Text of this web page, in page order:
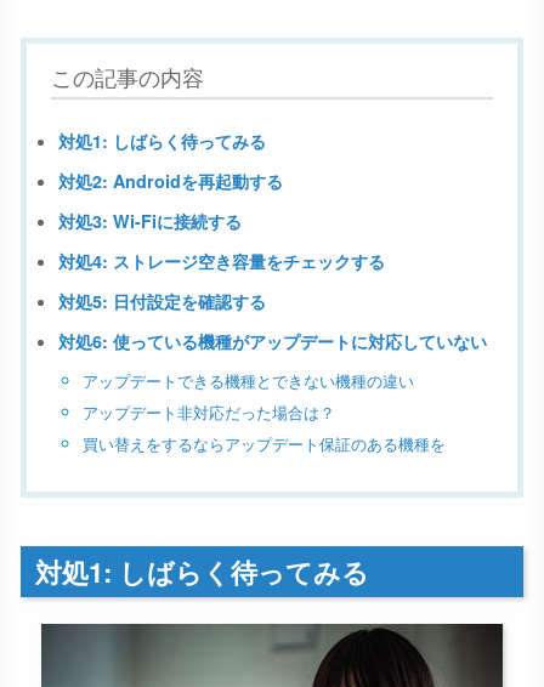
この記事の内容
対処1: しばらく待ってみる
対処2: Androidを再起動する
対処3: Wi-Fiに接続する
対処4: ストレージ空き容量をチェックする
対処5: 日付設定を確認する
対処6: 使っている機種がアップデートに対応していない
アップデートできる機種とできない機種の違い
アップデート非対応だった場合は？
買い替えをするならアップデート保証のある機種を
対処1: しばらく待ってみる